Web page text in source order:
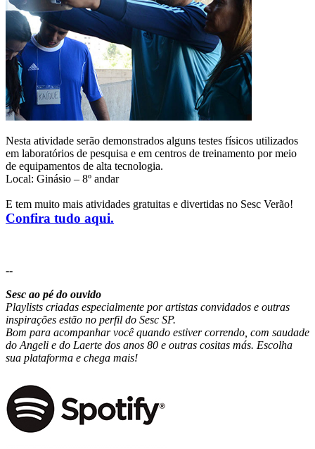
Nesta atividade serão demonstrados alguns testes físicos utilizados
em laboratórios de pesquisa e em centros de treinamento por meio
de equipamentos de alta tecnologia.
Local: Ginásio – 8º andar
E tem muito mais atividades gratuitas e divertidas no Sesc Verão!
Confira tudo aqui.
--
Sesc ao pé do ouvido
Playlists criadas especialmente por artistas convidados e outras
inspirações estão no perfil do Sesc SP.
Bom para acompanhar você quando estiver correndo, com saudade
do Angeli e do Laerte dos anos 80 e outras cositas más. Escolha
sua plataforma e chega mais!